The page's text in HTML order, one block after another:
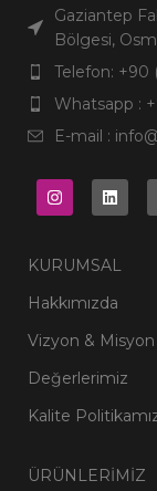
Gaziantep
Bölgesi,
Telefon: +90
Whatsapp :
E-mail :
KURUMSAL
Hakkımızda
Vizyon & Misyon
Değerlerimiz
Kalite
ÜRÜNLERİMİZ